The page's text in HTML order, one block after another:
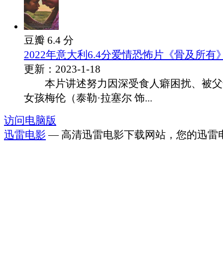
豆瓣 6.4 分
2022年意大利6.4分爱情恐怖片《骨及所有
更新：2023-1-18
本片讲述努力因深受食人癖困扰、被父
女孩梅伦（泰勒·拉塞尔 饰...
访问电脑版
迅雷电影 — 高清迅雷电影下载网站，您的迅雷